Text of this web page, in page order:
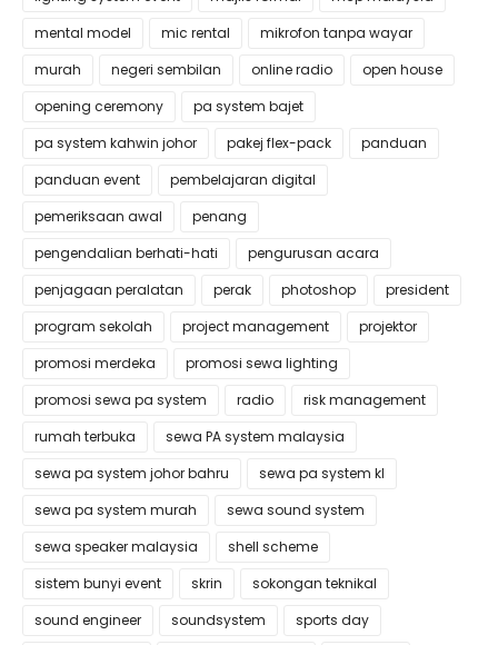
mental model
mic rental
mikrofon tanpa wayar
murah
negeri sembilan online radio
open house
opening ceremony
pa system bajet
pa system kahwin johor
pakej flex-pack
panduan
panduan event
pembelajaran digital
pemeriksaan awal
penang
pengendalian berhati-hati
pengurusan acara
penjagaan peralatan
perak photoshop
president
program sekolah
project management
projektor
promosi merdeka
promosi sewa lighting
promosi sewa pa system
radio
risk management
rumah terbuka
sewa PA system malaysia
sewa pa system johor bahru
sewa pa system kl
sewa pa system murah
sewa sound system
sewa speaker malaysia
shell scheme
sistem bunyi event
skrin
sokongan teknikal
sound engineer
soundsystem
sports day